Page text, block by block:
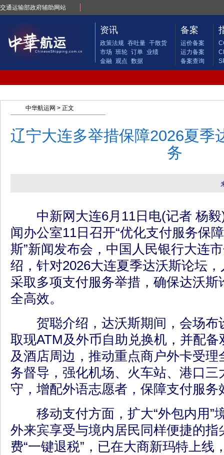
交通运输部政府辅助网站
资讯
政策法规 吞吐量 干散货
市场 班轮 订单 业绩
金融 观点 数据
备案
运价备案
运力备案
备案查询
中华航运网 > 正文
辽宁大连多举措保障2026夏季
务
中新网大连6月11日电(记者 杨毅
闻办公室11日召开“优化支付服务保
斯”新闻发布会，中国人民银行大连
绍，针对2026大连夏季达沃斯论坛
采取多项支付服务举措，确保达沃
全高效。
贺聪介绍，达沃斯期间，会场布
取现ATM及外币自助兑换机，并配
及酒店周边，推动重点商户外卡受
务督导，强化机场、火车站、港口三
守，增配外语志愿者，保障支付服务
移动支付方面，扩大“外包内用”
外来宾享受与境内居民同样便捷的指
费“一键退税”，已在大商新玛特上线